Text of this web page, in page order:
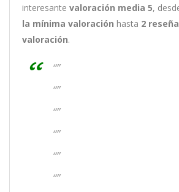
interesante valoración media 5,
la mínima valoración hasta 2
valoración.
“”
“”
“”
“”
“”
“”